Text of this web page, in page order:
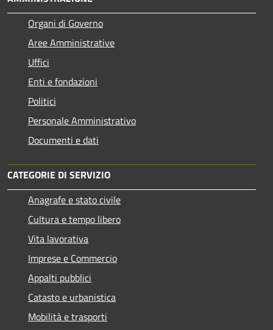
Organi di Governo
Aree Amministrative
Uffici
Enti e fondazioni
Politici
Personale Amministrativo
Documenti e dati
CATEGORIE DI SERVIZIO
Anagrafe e stato civile
Cultura e tempo libero
Vita lavorativa
Imprese e Commercio
Appalti pubblici
Catasto e urbanistica
Mobilità e trasporti